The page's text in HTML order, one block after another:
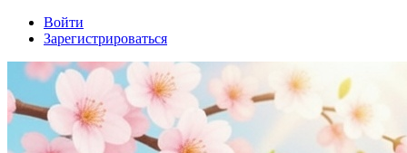
Войти
Зарегистрироваться